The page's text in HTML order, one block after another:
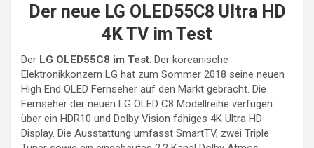
Der neue LG OLED55C8 Ultra HD
4K TV im Test
Der LG OLED55C8 im Test. Der koreanische
Elektronikkonzern LG hat zum Sommer 2018 seine neuen
High End OLED Fernseher auf den Markt gebracht. Die
Fernseher der neuen LG OLED C8 Modellreihe verfügen
über ein HDR10 und Dolby Vision fähiges 4K Ultra HD
Display. Die Ausstattung umfasst SmartTV, zwei Triple